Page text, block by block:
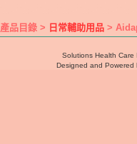
產品目錄 > 日常輔助用品 >
Solutions Health Care
Designed and